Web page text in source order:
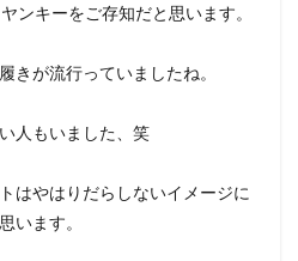
ンキーをご存知だと思います。
きが流行っていましたね。
人もいました、笑
はやはりだらしないイメージに
います。